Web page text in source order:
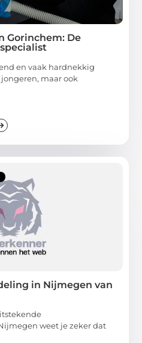
Gorinchem: De
en vaak hardnekkig
maar ook
in Nijmegen van
weet je zeker dat